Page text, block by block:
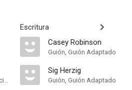
Asistente de Dirección
Escritura
Casey Robinson
Guión, Guión Adaptado
Sig Herzig
Guión, Guión Adaptado